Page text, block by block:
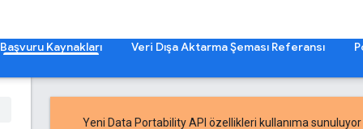
Başvuru Kaynakları Veri Dışa Aktarma Şeması Referansı
Yeni Data Portability API özellikleri kullanıma